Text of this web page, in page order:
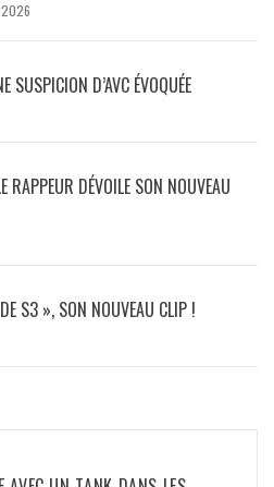
2026
SUSPICION D’AVC ÉVOQUÉE
RAPPEUR DÉVOILE SON NOUVEAU
S3 », SON NOUVEAU CLIP !